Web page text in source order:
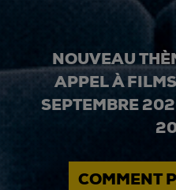
NOUVEAU
APPEL À
SEPTEMBRE
COMMENT